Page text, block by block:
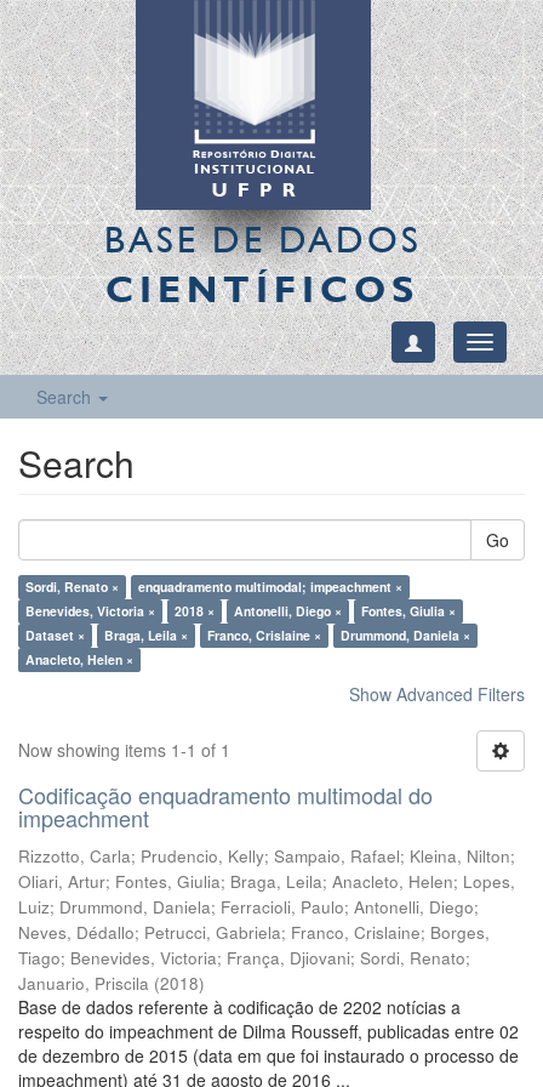
BASE DE DADOS
CIENTÍFICOS
Toggle
Search
Search
Go
Sordi, Renato ×
enquadramento multimodal; impeachment ×
Benevides, Victoria ×
2018 × Antonelli, Diego ×
Fontes, Giulia ×
Dataset ×
Braga, Leila × Franco, Crislaine ×
Drummond, Daniela ×
Anacleto, Helen ×
Show Advanced Filters
Now showing items 1-1 of 1
Codificação enquadramento multimodal do
impeachment
Rizzotto, Carla; Prudencio, Kelly; Sampaio, Rafael; Kleina, Nilton;
Oliari, Artur; Fontes, Giulia; Braga, Leila; Anacleto, Helen; Lopes,
Luiz; Drummond, Daniela; Ferracioli, Paulo; Antonelli, Diego;
Neves, Dédallo; Petrucci, Gabriela; Franco, Crislaine; Borges,
Tiago; Benevides, Victoria; França, Djiovani; Sordi, Renato;
Januario, Priscila (2018)
Base de dados referente à codificação de 2202 notícias a
respeito do impeachment de Dilma Rousseff, publicadas entre 02
de dezembro de 2015 (data em que foi instaurado o processo de
impeachment) até 31 de agosto de 2016 ...